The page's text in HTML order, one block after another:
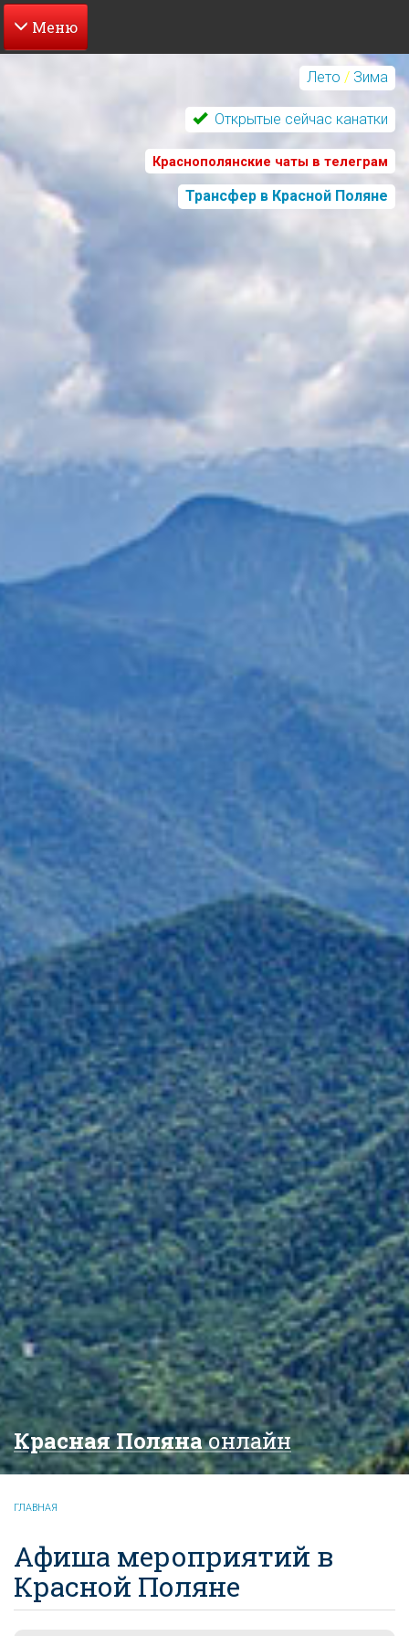
Перейти
содержанию
Лето / Зима
Открытые сейчас канатки
Краснополянские чаты в телеграм
Трансфер в Красной Поляне
Красная Полянаонлайн
ГЛАВНАЯ
Афиша мероприятий в
Красной Поляне